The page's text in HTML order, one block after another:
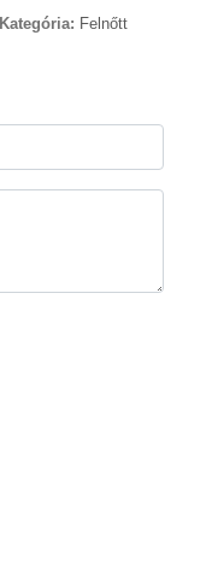
Kategória: Felnőtt